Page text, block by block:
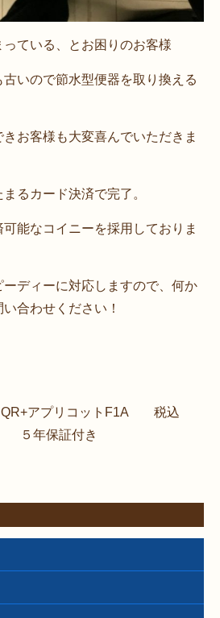
ている、とお困りのお客様
いので節水型便器を取り換える
お客様も大変喜んでいただきま
るカード決済で完了。
能なコイニーを採用しておりま
ディーに対応しますので、何か
合わせください！
QR+アプリコットF1A 税込
５年保証付き